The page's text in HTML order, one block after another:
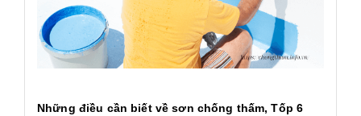
Những điều cần biết về sơn chống thấm, Tốp 6